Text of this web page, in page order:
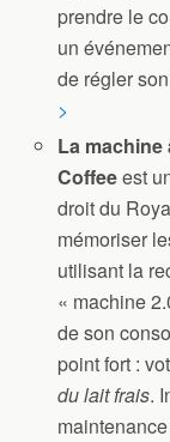
prendre le
un
de régler
>
La machine
Coffeeest
droit du
mémoriser
utilisant la
« machine
de son
point fort :
du lait frais.